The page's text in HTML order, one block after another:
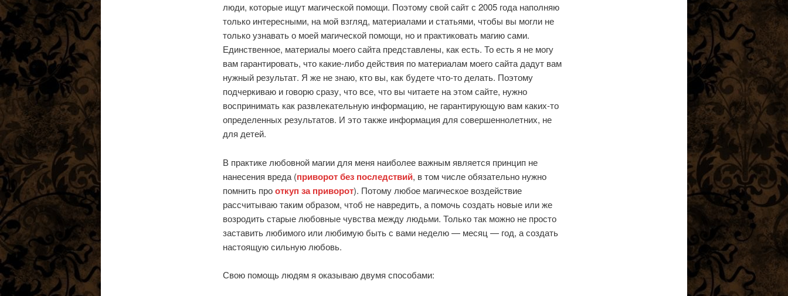
люди, которые ищут магической помощи. Поэтому свой сайт с 2005 года наполняю
только интересными, на мой взгляд, материалами и статьями, чтобы вы могли не
только узнавать о моей магической помощи, но и практиковать магию сами.
Единственное, материалы моего сайта представлены, как есть. То есть я не могу
вам гарантировать, что какие-либо действия по материалам моего сайта дадут вам
нужный результат. Я же не знаю, кто вы, как будете что-то делать. Поэтому
подчеркиваю и говорю сразу, что все, что вы читаете на этом сайте, нужно
воспринимать как развлекательную информацию, не гарантирующую вам каких-то
определенных результатов. И это также информация для совершеннолетних, не
для детей.
В практике любовной магии для меня наиболее важным является принцип не
нанесения вреда (приворот без последствий, в том числе обязательно нужно
помнить прооткуп за приворот). Потому любое магическое воздействие
рассчитываю таким образом, чтоб не навредить, а помочь создать новые или же
возродить старые любовные чувства между людьми. Только так можно не просто
заставить любимого или любимую быть с вами неделю — месяц — год, а создать
настоящую сильную любовь.
Свою помощь людям я оказываю двумя способами: